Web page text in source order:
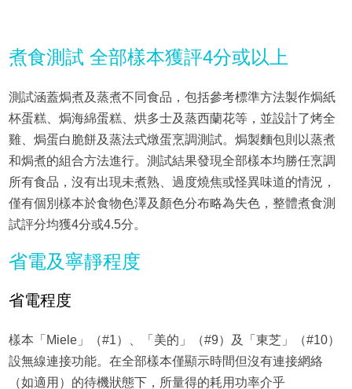
煮食測試 全部樣本獲評4分或以上
測試涵蓋焗煮及蒸煮不同食品，包括參考標準方法製作焗紙
杯蛋糕、焗海綿蛋糕、烘多士及蒸西蘭花等，並設計了烤全
雞、焗蛋白脆餅及蒸法式燉蛋烹調測試。焗製麵包則以蒸煮
和焗煮的組合方法進行。測試結果發現全部樣本均勝任烹調
所有食品，沒有出現未煮熟、過度燒焦或怪異味道的情況，
僅有個別樣本於食物色澤及顏色分布略為失色，整體煮食測
試評分均獲4分或4.5分。
省電及寧靜程度
省電程度
樣本「Miele」（#1）、「美的」（#9）及「東芝」（#10）
設無線連接功能。在全部樣本僅顯示時間但沒有連接網絡
（如適用）的待機狀態下，所量得的耗用功率介乎